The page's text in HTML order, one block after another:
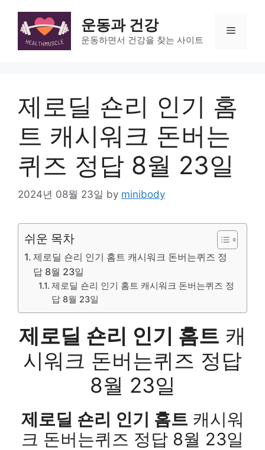
content
운동과 건강
운동하면서 건강을 찾는 사이트
Menu
제로딜 숀리 인기 홈
트 캐시워크 돈버는
퀴즈 정답 8월 23일
2024년 08월 23일 by minibody
쉬운 목차
제로딜 숀리 인기 홈트 캐시워크 돈버는퀴즈 정
답 8월 23일
제로딜 숀리 인기 홈트 캐시워크 돈버는퀴즈 정
답 8월 23일
제로딜 숀리 인기 홈트 캐
시워크 돈버는퀴즈 정답
8월 23일
제로딜 숀리 인기 홈트 캐시워
크 돈버는퀴즈 정답 8월 23일